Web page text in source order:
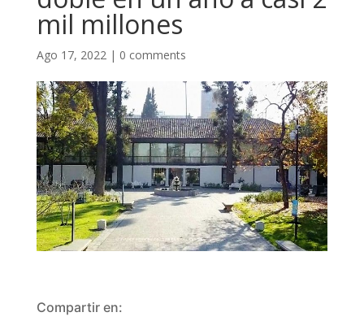
mil millones
Ago 17, 2022| 0 comments
Compartir en: